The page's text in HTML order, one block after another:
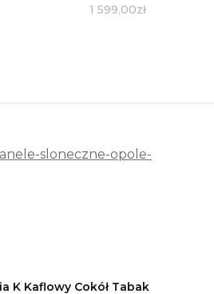
1 599,00zł
sloneczne-opole-
K Kaflowy Cokół Tabak